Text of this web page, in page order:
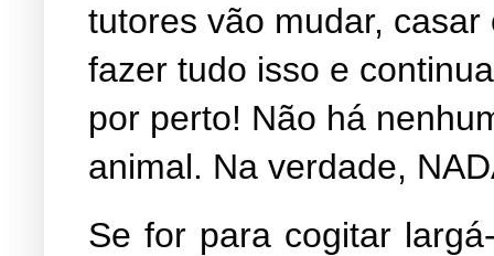
tutores vão mudar,
fazer tudo isso e
por perto! Não há
animal. Na verdade,
Se for para cogitar